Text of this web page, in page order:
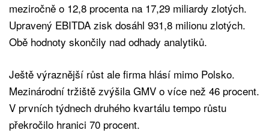
meziročně o 12,8 procenta na 17,29 miliardy zlotých.
Upravený EBITDA zisk dosáhl 931,8 milionu zlotých.
Obě hodnoty skončily nad odhady analytiků.
Ještě výraznější růst ale firma hlásí mimo Polsko.
Mezinárodní tržiště zvýšila GMV o více než 46 procent.
V prvních týdnech druhého kvartálu tempo růstu
překročilo hranici 70 procent.